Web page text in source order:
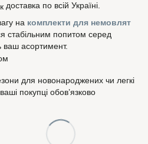
доставка по всій Україні.
на комплекти для немовлят
стабільним попитом серед
ваш асортимент.
для новонароджених чи легкі
покупці обов’язково